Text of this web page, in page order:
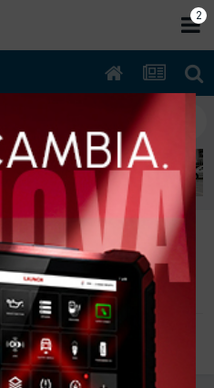
1300cc 199B1000
anteriori ko
2